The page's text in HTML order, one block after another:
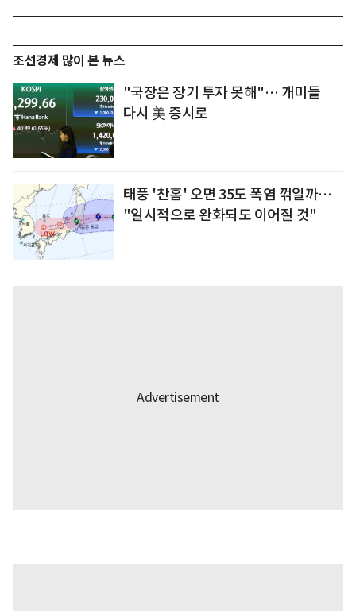
조선경제 많이 본 뉴스
"국장은 장기 투자 못해"… 개미들
다시 美 증시로
태풍 '찬홈' 오면 35도 폭염 꺾일까…
"일시적으로 완화되도 이어질 것"